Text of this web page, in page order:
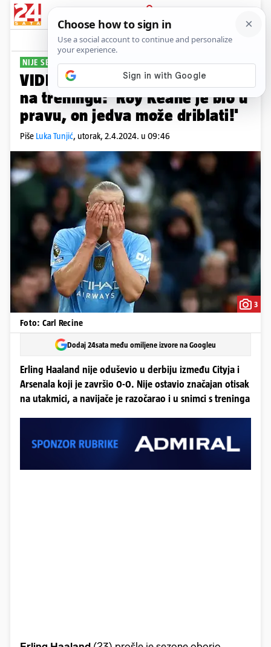
PRIJAVA
Sport Komentari
NIJE SE PROSLAVIO
VIDEO Haaland šokirao navijače
na treningu: 'Roy Keane je bio u
pravu, on jedva može driblati!'
Piše Luka Tunjić, utorak, 2.4.2024. u 09:46
3
Foto: Carl Recine
Dodaj 24sata među omiljene izvore na Googleu
Erling Haaland nije oduševio u derbiju između Cityja i
Arsenala koji je završio 0-0. Nije ostavio značajan otisak
na utakmici, a navijače je razočarao i u snimci s treninga